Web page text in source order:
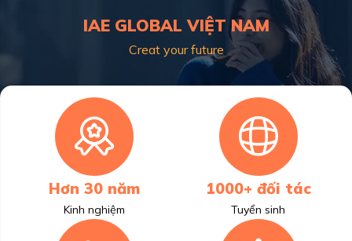
IAE GLOBAL VIỆT NAM
Creat your future
Hơn 30 năm
Kinh nghiệm
1000+ đối tác
Tuyển sinh